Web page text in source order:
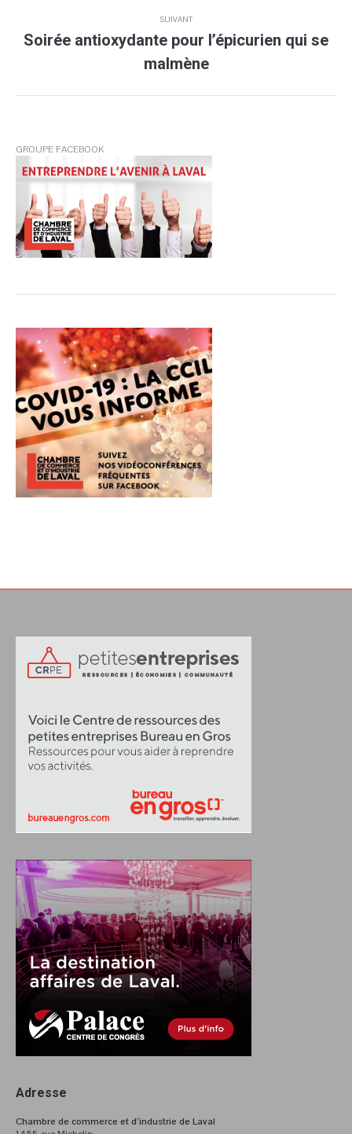
SUIVANT
suivant
Soirée antioxydante pour l’épicurien qui se
malmène
GROUPE FACEBOOK
Adresse
Chambre de commerce et d’industrie de Laval